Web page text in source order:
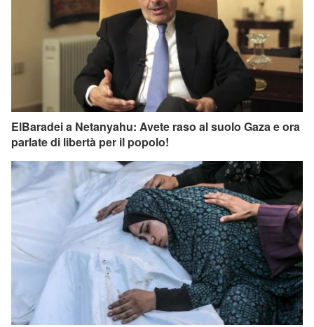
ElBaradei a Netanyahu: Avete raso al suolo Gaza e ora
parlate di libertà per il popolo!